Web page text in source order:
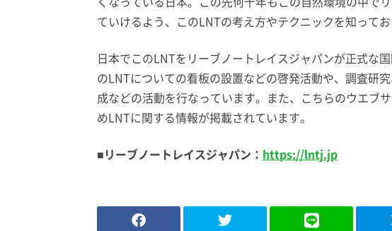
ていけるよう、このLNTの考え方やテクニックを知ってお
日本でこのLNTをリーブノートレイスジャパンが正式な
のLNTについての看板の設置などの啓発活動や、調査研
成などの活動を行なっています。また、こちらのウエブ
めLNTに関する情報が掲載されています。
■リーブノートレイスジャパン： https://lntj.jp